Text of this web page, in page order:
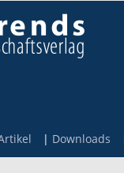
Downloads